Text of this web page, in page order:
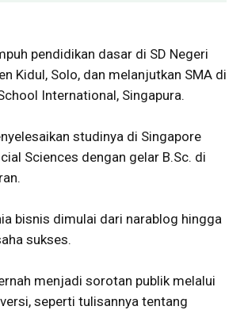
pendidikan dasar di SD Negeri
Kidul, Solo, dan melanjutkan SMA di
International, Singapura.
studinya di Singapore
Sciences dengan gelar B.Sc. di
bisnis dimulai dari narablog hingga
sukses.
menjadi sorotan publik melalui
seperti tulisannya tentang